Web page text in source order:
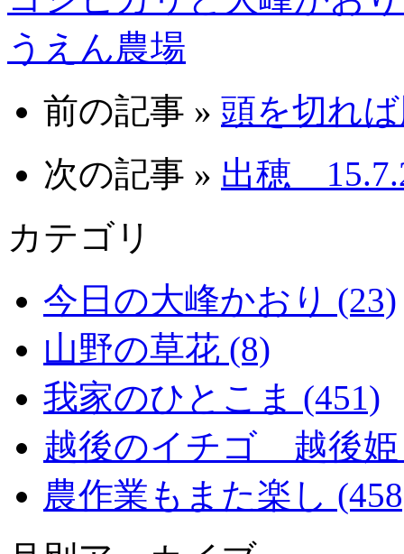
うえん農場
前の記事 » 頭を切れ
次の記事 » 出穂
カテゴリ
今日の大峰かおり (23)
山野の草花 (8)
我家のひとこま (451)
越後のイチゴ 越後姫
農作業もまた楽し